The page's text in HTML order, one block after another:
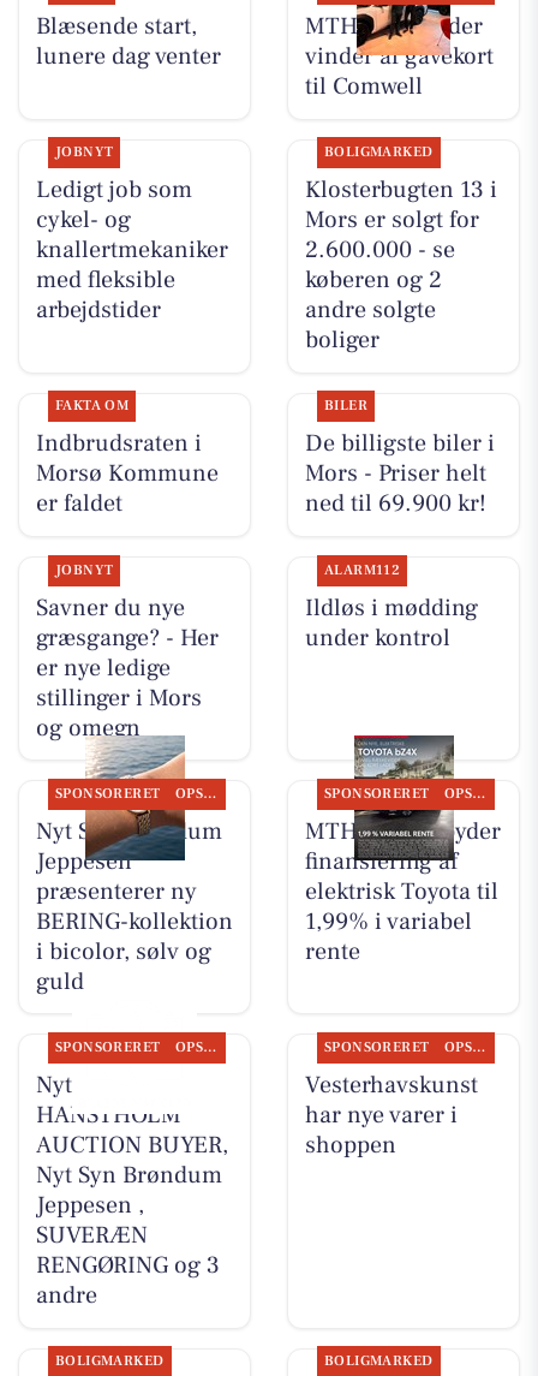
Blæsende start,
lunere dag venter
MTH Biler finder
vinder af gavekort
til Comwell
JOBNYT
Ledigt job som
cykel- og
knallertmekaniker
med fleksible
arbejdstider
BOLIGMARKED
Klosterbugten 13 i
Mors er solgt for
2.600.000 - se
køberen og 2
andre solgte
boliger
FAKTA OM
Indbrudsraten i
Morsø Kommune
er faldet
BILER
De billigste biler i
Mors - Priser helt
ned til 69.900 kr!
JOBNYT
Savner du nye
græsgange? - Her
er nye ledige
stillinger i Mors
og omegn
ALARM112
Ildløs i mødding
under kontrol
SPONSORERET OPSLAGSTAVLEN
Nyt Syn Brøndum
Jeppesen
præsenterer ny
BERING-kollektion
i bicolor, sølv og
guld
SPONSORERET OPSLAGSTAVLEN
MTH Biler tilbyder
finansiering af
elektrisk Toyota til
1,99% i variabel
rente
SPONSORERET OPSLAGSTAVLEN
Nyt fra
HANSTHOLM
AUCTION BUYER,
Nyt Syn Brøndum
Jeppesen ,
SUVERÆN
RENGØRING og 3
andre
SPONSORERET OPSLAGSTAVLEN
Vesterhavskunst
har nye varer i
shoppen
BOLIGMARKED BOLIGMARKED